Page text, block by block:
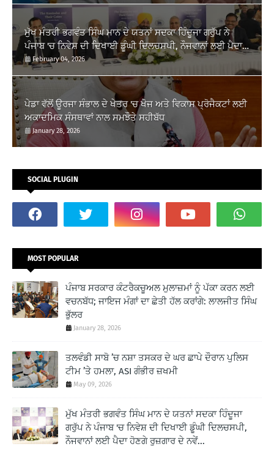
ਮੁੱਖ ਮੰਤਰੀ ਭਗਵੰਤ ਸਿੰਘ ਮਾਨ ਦੇ ਯਤਨਾਂ ਸਦਕਾ ਹਿੰਦੂਜਾ ਗਰੁੱਪ ਨੇ
ਪੰਜਾਬ 'ਚ ਨਿਵੇਸ਼ ਦੀ ਦਿਖਾਈ ਡੂੰਘੀ ਦਿਲਚਸਪੀ, ਨੌਜਵਾਨਾਂ ਲਈ ਪੈਦਾ
ਹੋਣਗੇ ਰੁਜ਼ਗਾਰ ਦੇ ਨਵੇਂ...
February 04, 2026
ਪੇਡਾ ਵੱਲੋਂ ਊਰਜਾ ਸੰਭਾਲ ਦੇ ਖੇਤਰ 'ਚ ਖੋਜ ਅਤੇ ਵਿਕਾਸ ਪ੍ਰੋਜੈਕਟਾਂ ਲਈ
ਅਕਾਦਮਿਕ ਸੰਸਥਾਵਾਂ ਨਾਲ ਸਮਝੌਤੇ ਸਹੀਬੱਧ
January 28, 2026
SOCIAL PLUGIN
MOST POPULAR
ਪੰਜਾਬ ਸਰਕਾਰ ਕੰਟਰੈਕਚੂਅਲ ਮੁਲਾਜ਼ਮਾਂ ਨੂੰ ਪੱਕਾ ਕਰਨ ਲਈ
ਵਚਨਬੱਧ; ਜਾਇਜ ਮੰਗਾਂ ਦਾ ਛੇਤੀ ਹੱਲ ਕਰਾਂਗੇ: ਲਾਲਜੀਤ ਸਿੰਘ
ਭੁੱਲਰ
January 28, 2026
ਤਲਵੰਡੀ ਸਾਬੋ ’ਚ ਨਸ਼ਾ ਤਸਕਰ ਦੇ ਘਰ ਛਾਪੇ ਦੌਰਾਨ ਪੁਲਿਸ
ਟੀਮ ’ਤੇ ਹਮਲਾ, ASI ਗੰਭੀਰ ਜ਼ਖਮੀ
May 09, 2026
ਮੁੱਖ ਮੰਤਰੀ ਭਗਵੰਤ ਸਿੰਘ ਮਾਨ ਦੇ ਯਤਨਾਂ ਸਦਕਾ ਹਿੰਦੂਜਾ
ਗਰੁੱਪ ਨੇ ਪੰਜਾਬ 'ਚ ਨਿਵੇਸ਼ ਦੀ ਦਿਖਾਈ ਡੂੰਘੀ ਦਿਲਚਸਪੀ,
ਨੌਜਵਾਨਾਂ ਲਈ ਪੈਦਾ ਹੋਣਗੇ ਰੁਜ਼ਗਾਰ ਦੇ ਨਵੇਂ...